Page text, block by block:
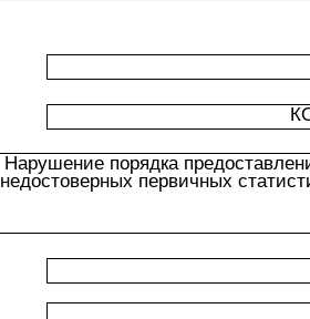
Нарушение порядка
недостоверных первичных